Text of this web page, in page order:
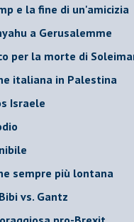
e la fine di un'amicizia
a Gerusalemme
per la morte di
italiana in Palestina
Israele
sempre più lontana
vs. Gantz